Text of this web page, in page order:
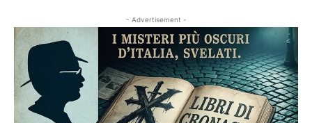
- Advertisement -